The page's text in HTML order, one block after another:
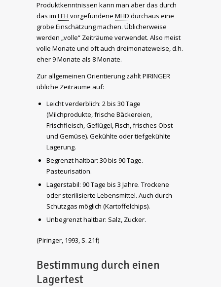
Produktkenntnissen kann man aber das durch
das im LEH vorgefundene MHD durchaus eine
grobe Einschätzung machen. Üblicherweise
werden „volle“ Zeiträume verwendet. Also meist
volle Monate und oft auch dreimonateweise, d.h.
eher 9 Monate als 8 Monate.
Zur allgemeinen Orientierung zählt PIRINGER
übliche Zeiträume auf:
Leicht verderblich: 2 bis 30 Tage
(Milchprodukte, frische Bäckereien,
Frischfleisch, Geflügel, Fisch, frisches Obst
und Gemüse). Gekühlte oder tiefgekühlte
Lagerung.
Begrenzt haltbar: 30 bis 90 Tage.
Pasteurisation.
Lagerstabil: 90 Tage bis 3 Jahre. Trockene
oder sterilisierte Lebensmittel. Auch durch
Schutzgas möglich (Kartoffelchips).
Unbegrenzt haltbar: Salz, Zucker.
(Piringer, 1993, S. 21f)
Bestimmung durch einen
Lagertest